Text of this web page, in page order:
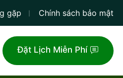
gặp Chính sách bảo mật
Đặt Lịch Miễn Phí